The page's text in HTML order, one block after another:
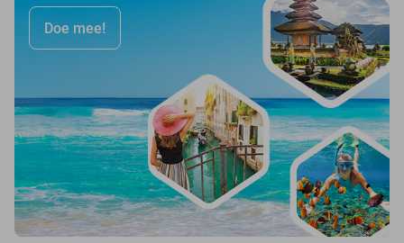
Doe mee!